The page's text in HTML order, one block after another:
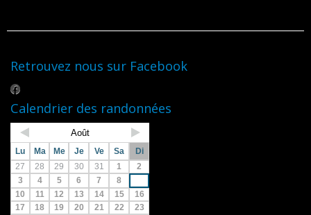
Retrouvez nous sur Facebook
Calendrier des randonnées
Août
Lu Ma Me Je Ve Sa
Di
27
28 29 30 31 1
2
3
4 5 6 7 8
10
11 12 13 14 15
16
17
18 19 20 21 22
23